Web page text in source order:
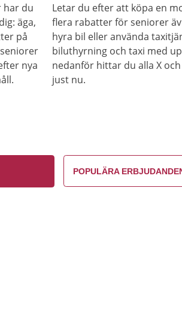
har du
äga,
på
nya
Letar du efter att köpa en
flera rabatter för seniorer
hyra bil eller använda
biluthyrning och taxi med
nedanför hittar du alla X
just nu.
POPULÄRA